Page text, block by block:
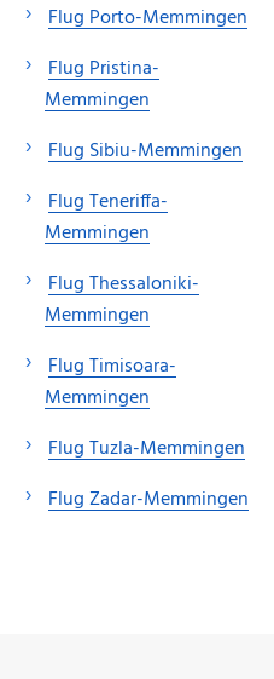
Flug Porto-Memmingen
Flug Pristina-
Memmingen
Flug Sibiu-Memmingen
Flug Teneriffa-
Memmingen
Flug Thessaloniki-
Memmingen
Flug Timisoara-
Memmingen
Flug Tuzla-Memmingen
Flug Zadar-Memmingen